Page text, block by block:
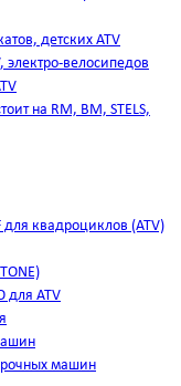
детских ATV
электро-велосипедов
на RM, BM, STELS,
для квадроциклов (АТV)
для ATV
машин